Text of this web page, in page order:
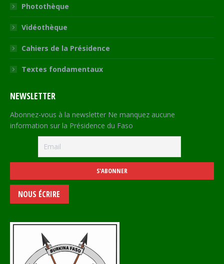
Photothèque
Vidéothèque
Cahiers de la Présidence
Textes fondamentaux
NEWSLETTER
Abonnez-vous à la newsletter Ne manquez aucune
information sur la Présidence du Faso
NOUS ÉCRIRE